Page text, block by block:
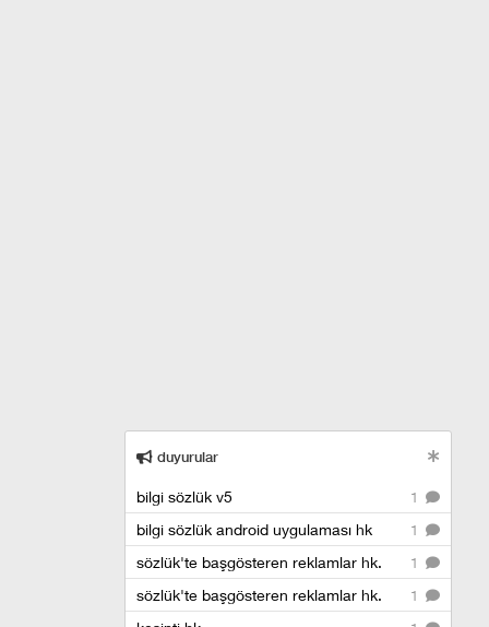
duyurular
1
bilgi sözlük v5
1
bilgi sözlük android uygulaması hk
1
sözlük'te başgösteren reklamlar hk.
1
sözlük'te başgösteren reklamlar hk.